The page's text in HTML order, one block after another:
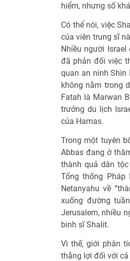
hiểm, nhưng số
Có thể nói, việc
của viên trung sĩ
Nhiều người
đã phản đối việc
quan an ninh Shin
không nằm trong
Fatah là Marwan
trưởng du lịch
của Hamas.
Trong một tuyên
Abbas đang ở
thành quả dân tộc
Tổng thống Pháp
Netanyahu về
xuống đường
Jerusalem, nhiều
binh sĩ Shalit.
Vì thế, giới phân
thắng lợi đối với